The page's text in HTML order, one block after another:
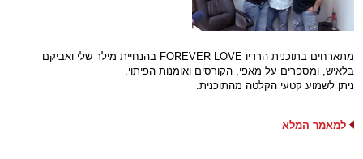
מתארחים בתוכנית הרדיו FOREVER LOVE בהנחיית מילר שלי ואביקם
בלאיש, ומספרים על מאפי, הקורסים ואומנות הפיתוי.
ניתן לשמוע קטעי הקלטה מהתוכנית.
למאמר המלא